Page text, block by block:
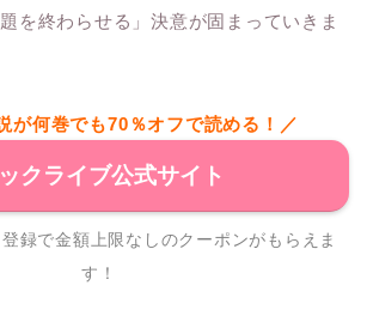
を終わらせる」決意が固まっていきま
が何巻でも70％オフで読める！／
クライブ公式サイト
録で金額上限なしのクーポンがもらえま
す！